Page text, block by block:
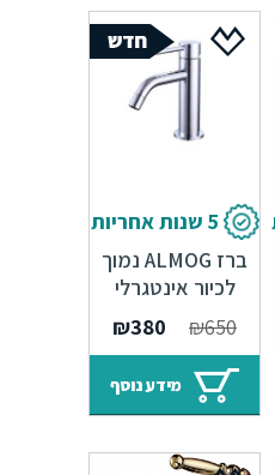
5 שנות אחריות
ברז ALMOG נמוך
לכיור אינטגרלי
בגימור ניקל כרום
מבריק
₪650
המחיר
המקורי
₪380
המחיר
הנוכחי